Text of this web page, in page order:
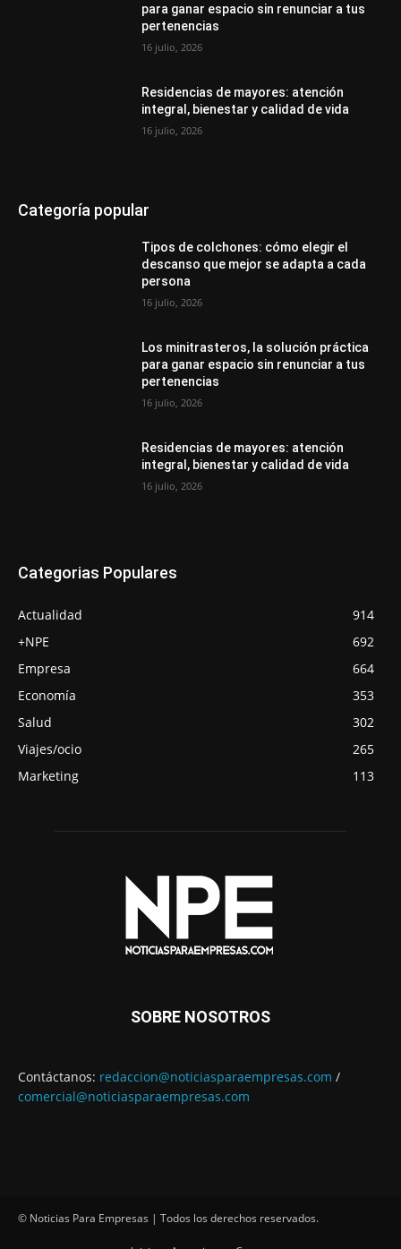
para ganar espacio sin renunciar a tus
pertenencias
16 julio, 2026
Residencias de mayores: atención
integral, bienestar y calidad de vida
16 julio, 2026
Categoría popular
Tipos de colchones: cómo elegir el
descanso que mejor se adapta a cada
persona
16 julio, 2026
Los minitrasteros, la solución práctica
para ganar espacio sin renunciar a tus
pertenencias
16 julio, 2026
Residencias de mayores: atención
integral, bienestar y calidad de vida
16 julio, 2026
Categorias Populares
Actualidad
914
+NPE
692
Empresa
664
Economía
353
Salud
302
Viajes/ocio
265
Marketing
113
SOBRE NOSOTROS
Contáctanos: redaccion@noticiasparaempresas.com /
comercial@noticiasparaempresas.com
© Noticias Para Empresas | Todos los derechos reservados.